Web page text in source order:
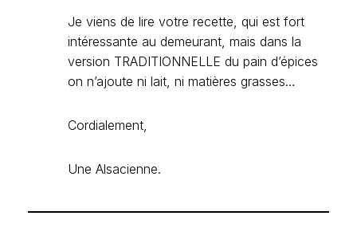
Je viens de lire votre recette, qui est fort
intéressante au demeurant, mais dans la
version TRADITIONNELLE du pain d’épices
on n’ajoute ni lait, ni matières grasses…
Cordialement,
Une Alsacienne.